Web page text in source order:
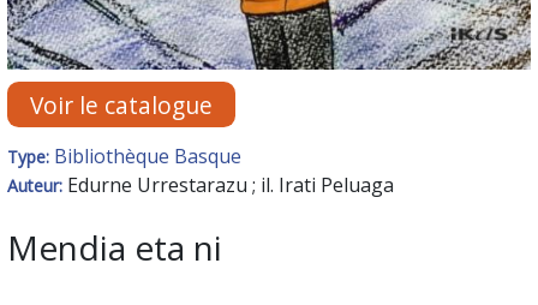
Voir le catalogue
Type: Bibliothèque Basque
Auteur: Edurne Urrestarazu ; il. Irati Peluaga
Mendia eta ni